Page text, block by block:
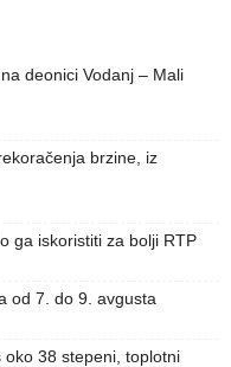
deonici Vodanj – Mali
brzine, iz
ga iskoristiti za bolji RTP
od 7. do 9. avgusta
38 stepeni, toplotni